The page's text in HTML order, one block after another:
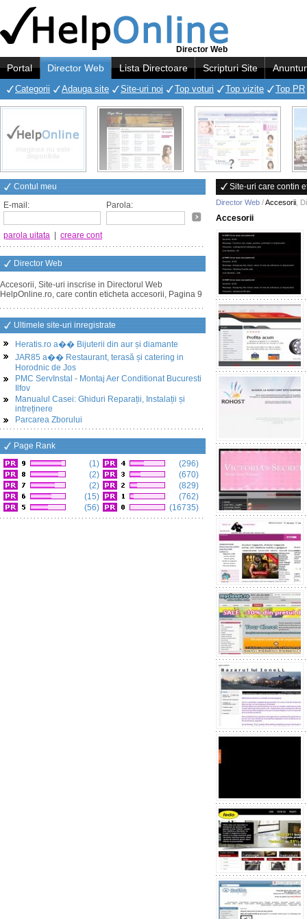
Director Web
Portal Director Web Lista Directoare Scripturi Site
Categorii Adauga site Site-uri noi Top voturi Top vizite Top PR
Contul meu
E-mail:
Parola:
parola uitata creare cont
Director Web
Accesorii, Site-uri inscrise in Directorul Web
HelpOnline.ro, care contin eticheta accesorii, Pagina 9
Ultimele site-uri inregistrate
Heratis.ro a�� Bijuterii din aur și diamante
JAR85 a�� Restaurant, terasă și catering in
Horodnic de Jos
PMC ServInstal - Montaj Aer Conditionat Bucuresti
Ilfov
Manualul Casei: Ghiduri Reparații, Instalații și
intreținere
Parcarea Zborului
Page Rank
(1)
(2)
(2)
(15)
(56)
(296)
(670)
(829)
(762)
(16735)
Site-uri care contin
Director Web /Accesorii
Accesorii